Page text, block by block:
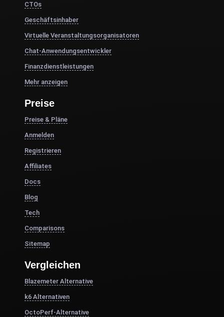
CTOs
Geschäftsinhaber
Virtuelle Veranstaltungsorganisatoren
Chat-Anwendungsentwickler
Finanzdienstleistungen
Mehr anzeigen
Preise
Preise & Pläne
Anmelden
Registrieren
Affiliates
Docs
Blog
Tech
Comparisons
Sitemap
Vergleichen
Blazemeter Alternative
k6 Alternativen
OctoPerf-Alternative